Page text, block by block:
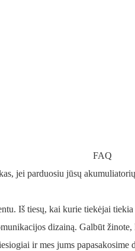
FAQ
jei parduosiu jūsų
Iš tiesų, kai kurie tiekėjai
dizainą. Galbūt
ir mes jums